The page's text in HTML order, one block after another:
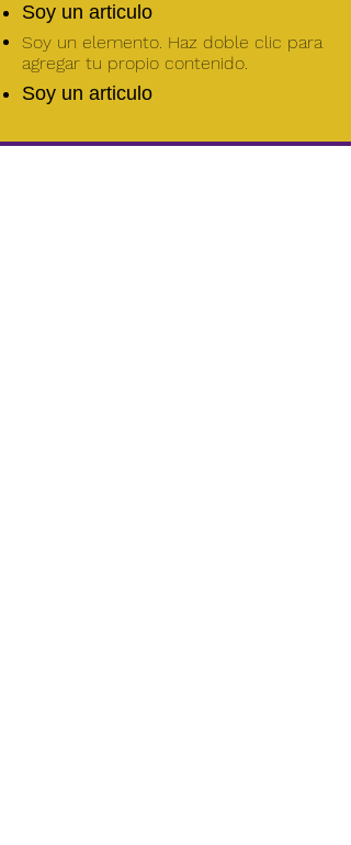
Soy un articulo
Soy un elemento. Haz doble clic para
agregar tu propio contenido.
Soy un articulo